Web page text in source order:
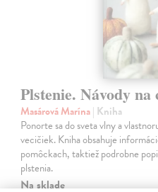
Plstenie. Návody
Masárová Marína| Kniha
Ponorte sa do sveta vlny a
vecičiek. Kniha obsahuje
pomôckach, taktiež podrobne
plstenia.
Na sklade